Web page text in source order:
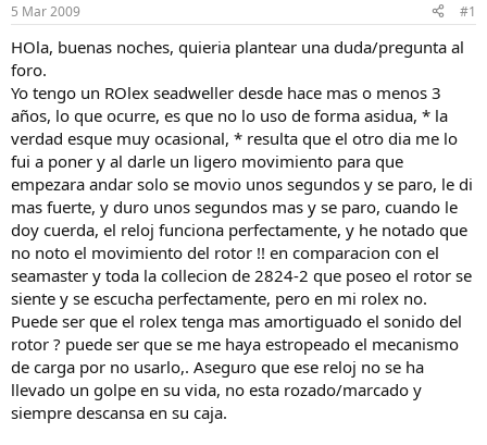
d
e
l
h
i
l
o
i
c
i
5 Mar 2009 #1
HOla, buenas noches, quieria plantear una duda/pregunta al
foro.
Yo tengo un ROlex seadweller desde hace mas o menos 3
años, lo que ocurre, es que no lo uso de forma asidua, * la
verdad esque muy ocasional, * resulta que el otro dia me lo
fui a poner y al darle un ligero movimiento para que
empezara andar solo se movio unos segundos y se paro, le di
mas fuerte, y duro unos segundos mas y se paro, cuando le
doy cuerda, el reloj funciona perfectamente, y he notado que
no noto el movimiento del rotor !! en comparacion con el
seamaster y toda la collecion de 2824-2 que poseo el rotor se
siente y se escucha perfectamente, pero en mi rolex no.
Puede ser que el rolex tenga mas amortiguado el sonido del
rotor ? puede ser que se me haya estropeado el mecanismo
de carga por no usarlo,. Aseguro que ese reloj no se ha
llevado un golpe en su vida, no esta rozado/marcado y
siempre descansa en su caja.